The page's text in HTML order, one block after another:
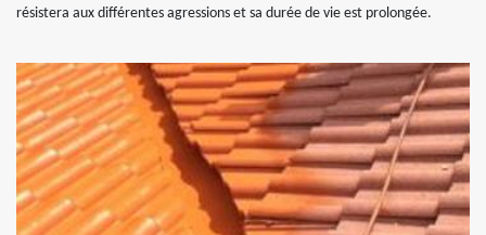
résistera aux différentes agressions et sa durée de vie est prolongée.